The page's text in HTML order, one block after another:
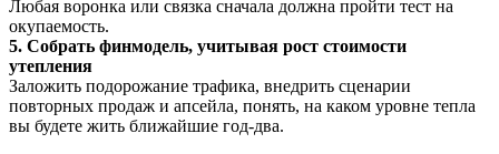
Любая воронка или связка сначала должна пройти тест на
окупаемость.
5. Собрать финмодель, учитывая рост стоимости
утепления
Заложить подорожание трафика, внедрить сценарии
повторных продаж и апсейла, понять, на каком уровне тепла
вы будете жить ближайшие год-два.